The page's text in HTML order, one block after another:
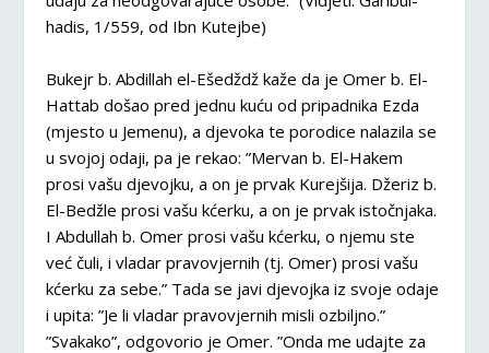
hadis, 1/559, od Ibn Kutejbe)
Bukejr b. Abdillah el-Ešedždž kaže da je Omer b. El-
Hattab došao pred jednu kuću od pripadnika Ezda
(mjesto u Jemenu), a djevoka te porodice nalazila se
u svojoj odaji, pa je rekao: ”Mervan b. El-Hakem
prosi vašu djevojku, a on je prvak Kurejšija. Džeriz b.
El-Bedžle prosi vašu kćerku, a on je prvak istočnjaka.
I Abdullah b. Omer prosi vašu kćerku, o njemu ste
već čuli, i vladar pravovjernih (tj. Omer) prosi vašu
kćerku za sebe.” Tada se javi djevojka iz svoje odaje
i upita: ”Je li vladar pravovjernih misli ozbiljno.”
”Svakako”, odgovorio je Omer. ”Onda me udajte za